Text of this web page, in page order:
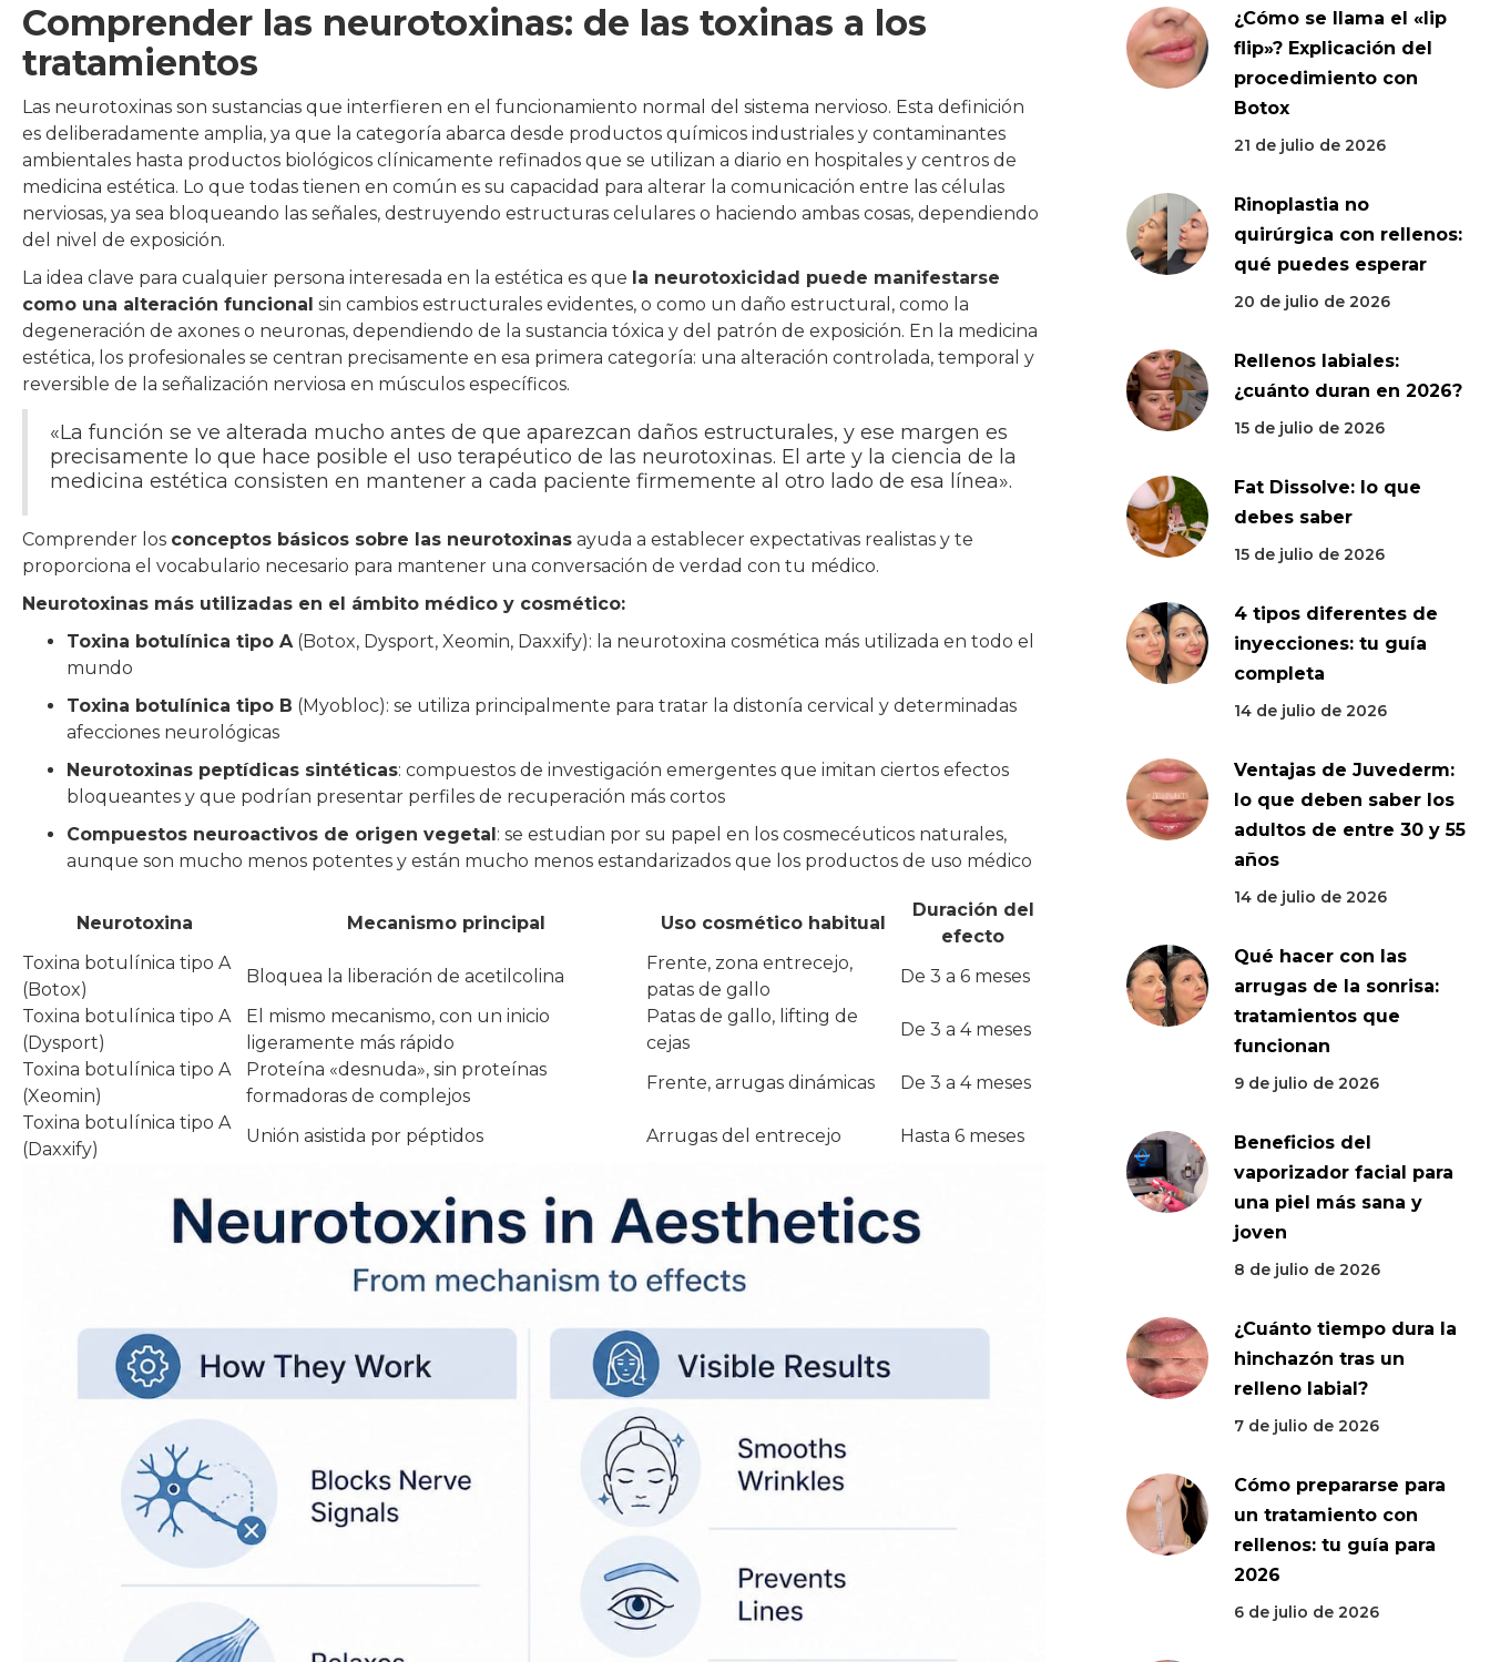
Comprender las neurotoxinas: de las toxinas a los
tratamientos
Las neurotoxinas son sustancias que interfieren en el funcionamiento normal del sistema nervioso. Esta definición
es deliberadamente amplia, ya que la categoría abarca desde productos químicos industriales y contaminantes
ambientales hasta productos biológicos clínicamente refinados que se utilizan a diario en hospitales y centros de
medicina estética. Lo que todas tienen en común es su capacidad para alterar la comunicación entre las células
nerviosas, ya sea bloqueando las señales, destruyendo estructuras celulares o haciendo ambas cosas, dependiendo
del nivel de exposición.
La idea clave para cualquier persona interesada en la estética es que la neurotoxicidad puede manifestarse
como una alteración funcional sin cambios estructurales evidentes, o como un daño estructural, como la
degeneración de axones o neuronas, dependiendo de la sustancia tóxica y del patrón de exposición. En la medicina
estética, los profesionales se centran precisamente en esa primera categoría: una alteración controlada, temporal y
reversible de la señalización nerviosa en músculos específicos.
«La función se ve alterada mucho antes de que aparezcan daños estructurales, y ese margen es
precisamente lo que hace posible el uso terapéutico de las neurotoxinas. El arte y la ciencia de la
medicina estética consisten en mantener a cada paciente firmemente al otro lado de esa línea».
Comprender los conceptos básicos sobre las neurotoxinas ayuda a establecer expectativas realistas y te
proporciona el vocabulario necesario para mantener una conversación de verdad con tu médico.
Neurotoxinas más utilizadas en el ámbito médico y cosmético:
Toxina botulínica tipo A(Botox, Dysport, Xeomin, Daxxify): la neurotoxina cosmética más utilizada en todo el
mundo
Toxina botulínica tipo B (Myobloc): se utiliza principalmente para tratar la distonía cervical y determinadas
afecciones neurológicas
Neurotoxinas peptídicas sintéticas: compuestos de investigación emergentes que imitan ciertos efectos
bloqueantes y que podrían presentar perfiles de recuperación más cortos
Compuestos neuroactivos de origen vegetal: se estudian por su papel en los cosmecéuticos naturales,
aunque son mucho menos potentes y están mucho menos estandarizados que los productos de uso médico
Neurotoxina Mecanismo principal Uso cosmético habitual
Duración del
efecto
Toxina botulínica tipo A
(Botox)
Bloquea la liberación de acetilcolina
Frente, zona entrecejo,
patas de gallo
De 3 a 6 meses
Toxina botulínica tipo A
(Dysport)
El mismo mecanismo, con un inicio
ligeramente más rápido
Patas de gallo, lifting de
cejas
De 3 a 4 meses
Toxina botulínica tipo A
(Xeomin)
Proteína «desnuda», sin proteínas
formadoras de complejos
Frente, arrugas dinámicas
De 3 a 4 meses
Toxina botulínica tipo A
(Daxxify)
Unión asistida por péptidos Arrugas del entrecejo Hasta 6 meses
¿Cómo se llama el «lip
flip»? Explicación del
procedimiento con
Botox
21 de julio de 2026
Rinoplastia no
quirúrgica con rellenos:
qué puedes esperar
20 de julio de 2026
Rellenos labiales:
¿cuánto duran en 2026?
15 de julio de 2026
Fat Dissolve: lo que
debes saber
15 de julio de 2026
4 tipos diferentes de
inyecciones: tu guía
completa
14 de julio de 2026
Ventajas de Juvederm:
lo que deben saber los
adultos de entre 30 y 55
años
14 de julio de 2026
Qué hacer con las
arrugas de la sonrisa:
tratamientos que
funcionan
9 de julio de 2026
Beneficios del
vaporizador facial para
una piel más sana y
joven
8 de julio de 2026
¿Cuánto tiempo dura la
hinchazón tras un
relleno labial?
7 de julio de 2026
Cómo prepararse para
un tratamiento con
rellenos: tu guía para
2026
6 de julio de 2026